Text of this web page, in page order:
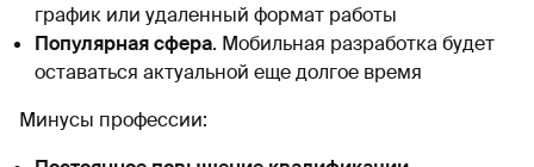
график или удаленный формат работы
Популярная сфера. Мобильная разработка будет
оставаться актуальной еще долгое время
Минусы профессии: